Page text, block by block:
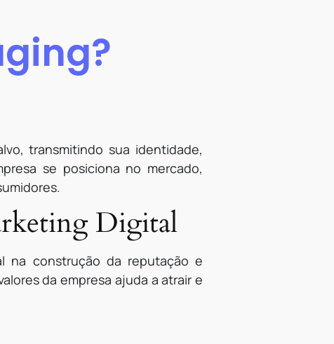
transmitindo sua identidade,
se posiciona no mercado,
Digital
na construção da reputação e
da empresa ajuda a atrair e